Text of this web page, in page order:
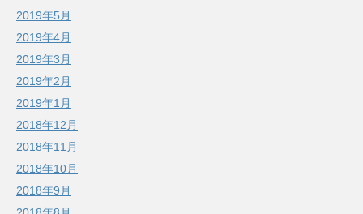
2019年5月
2019年4月
2019年3月
2019年2月
2019年1月
2018年12月
2018年11月
2018年10月
2018年9月